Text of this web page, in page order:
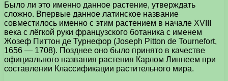
Было ли это именно данное растение, утверждать
сложно. Впервые данное латинское название
совместилось именно с этим растением в начале XVIII
века с лёгкой руки французского ботаника с именем
Жозеф Питтон де Турнефор (Joseph Pitton de Tournefort,
1656 — 1708). Позднее оно было принято в качестве
официального названия растения Карлом Линнеем при
составлении Классификации растительного мира.